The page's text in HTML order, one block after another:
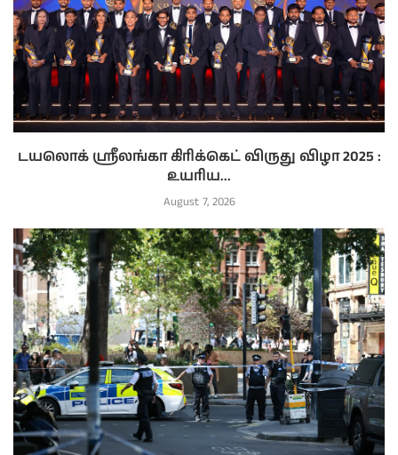
டயலொக் ஸ்ரீலங்கா கிரிக்கெட் விருது விழா 2025 :
உயரிய...
August 7, 2026